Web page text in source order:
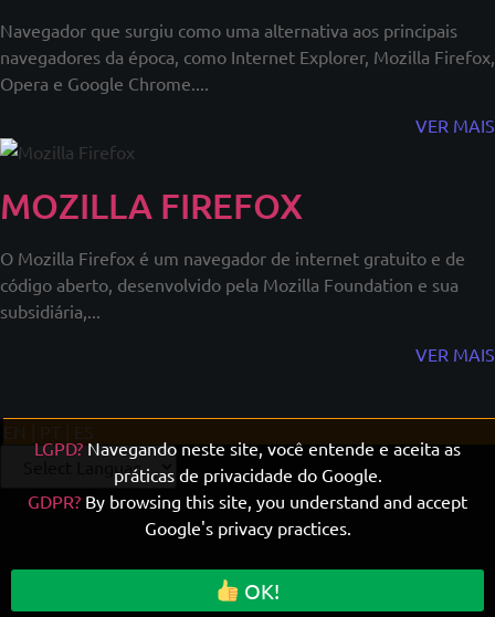
Navegador que surgiu como uma alternativa aos principais
navegadores da época, como Internet Explorer, Mozilla Firefox,
Opera e Google Chrome....
VER MAIS
MOZILLA FIREFOX
O Mozilla Firefox é um navegador de internet gratuito e de
código aberto, desenvolvido pela Mozilla Foundation e sua
subsidiária,...
VER MAIS
EN | PT | ES
LGPD? Navegando neste site, você entende e aceita as
práticas de privacidade do Google.
GDPR? By browsing this site, you understand and accept
Google's privacy practices.
OK!